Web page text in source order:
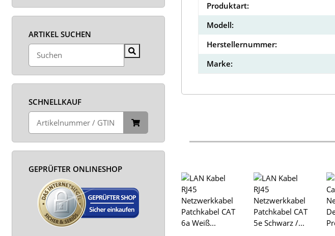
Produktart:
Modell:
Herstellernummer:
Marke:
ARTIKEL SUCHEN
SCHNELLKAUF
GEPRÜFTER ONLINESHOP